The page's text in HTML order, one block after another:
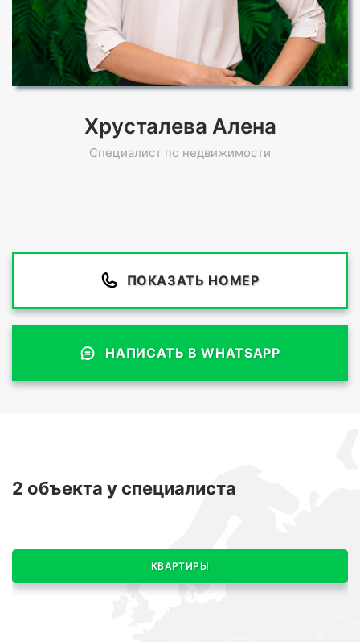
Хрусталева Алена
Специалист по недвижимости
ПОКАЗАТЬ НОМЕР
НАПИСАТЬ В WHATSAPP
2 объекта у специалиста
КВАРТИРЫ